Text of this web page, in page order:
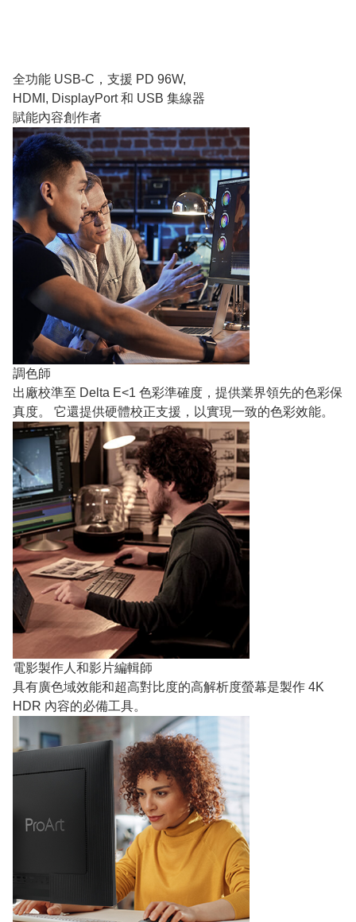
全功能 USB-C，支援 PD 96W,
HDMI, DisplayPort 和 USB 集線器
賦能內容創作者
調色師
出廠校準至 Delta E<1 色彩準確度，提供業界領先的色彩保
真度。 它還提供硬體校正支援，以實現一致的色彩效能。
電影製作人和影片編輯師
具有廣色域效能和超高對比度的高解析度螢幕是製作 4K
HDR 內容的必備工具。